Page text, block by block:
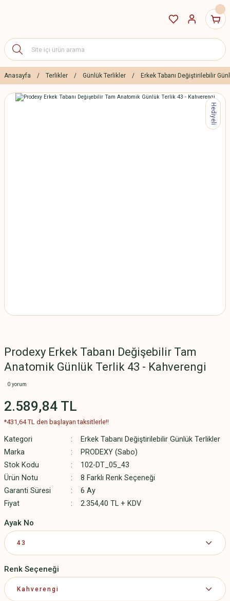
Anasayfa Terlikler Günlük Terlikler Erkek Tabanı Değiştirilebilir
Hediyeli
Prodexy Erkek Tabanı Değişebilir Tam
Anatomik Günlük Terlik 43 - Kahverengi
0 yorum
2.589,84 TL
*431,64 TL den başlayan taksitlerle!!
Kategori
Erkek Tabanı Değiştirilebilir Günlük Terlikler
Marka
PRODEXY (Sabo)
Stok Kodu
102-DT_05_43
Ürün Notu
8 Farklı Renk Seçeneği
Garanti Süresi
6 Ay
Fiyat
2.354,40 TL + KDV
Ayak No
Renk Seçeneği